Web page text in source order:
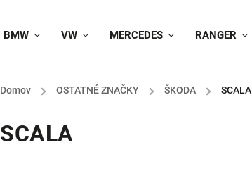
BMW VW MERCEDES RANGER
Domov / OSTATNÉ ZNAČKY / ŠKODA /
SCALA
SCALA